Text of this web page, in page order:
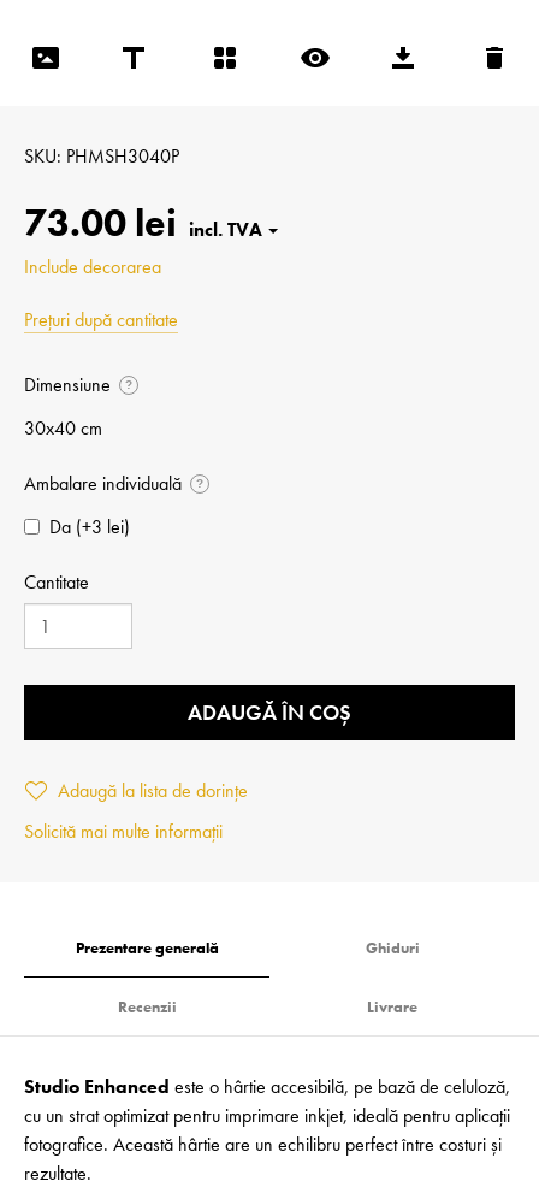
SKU PHMSH3040P
73.00 lei
Include decorarea
Prețuri după cantitate
Dimensiune ?
30x40 cm
Ambalare individuală ?
Da (+⁠3 lei)
Cantitate
ADAUGĂ ÎN COȘ
Adaugă la lista de dorințe
Solicită mai multe informații
Prezentare generală Ghiduri
Recenzii Livrare
Studio Enhanced este o hârtie accesibilă, pe bază de celuloză,
cu un strat optimizat pentru imprimare inkjet, ideală pentru aplicații
fotografice. Această hârtie are un echilibru perfect între costuri și
rezultate.